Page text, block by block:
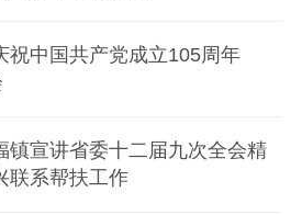
祝中国共产党成立105周年
镇宣讲省委十二届九次全会精
联系帮扶工作